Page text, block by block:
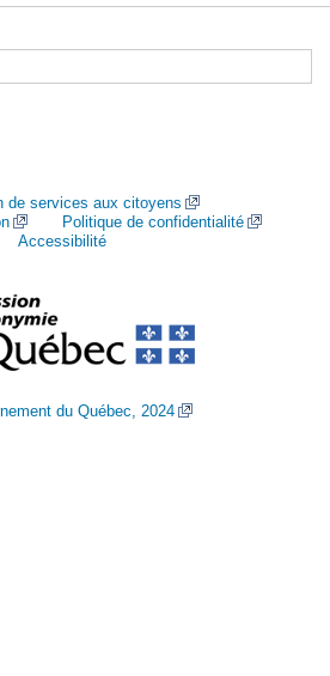
de services aux citoyens
Politique de confidentialité
Accessibilité
du Québec, 2024